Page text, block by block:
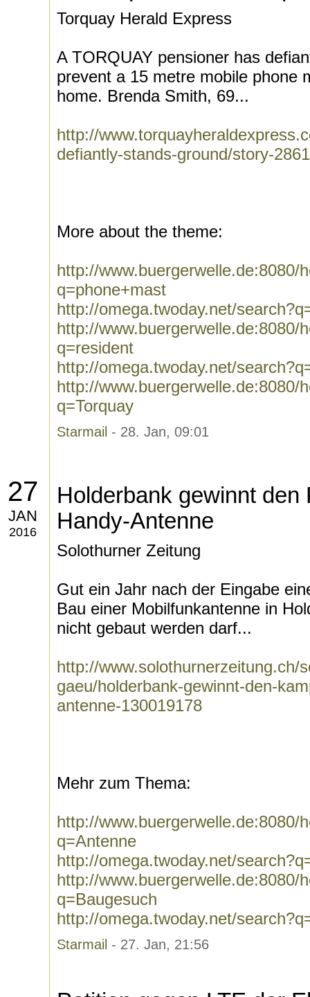
Torquay Herald Express
A TORQUAY pensioner has
prevent a 15 metre mobile phone
home. Brenda Smith, 69...
http://
defiantly-stands-ground/story-
More about the theme:
http://www.buergerwelle.de:8080/
q=phone+mast
http://omega.twoday.net/
http://www.buergerwelle.de:8080/
q=resident
http://omega.twoday.net/
http://www.buergerwelle.de:8080/
q=Torquay
Starmail - 28. Jan, 09:01
27
JAN
2016
Holderbank gewinnt den
Handy-Antenne
Solothurner Zeitung
Gut ein Jahr nach der Eingabe
Bau einer Mobilfunkantenne in
nicht gebaut werden darf...
http://www.solothurnerzeitung.ch/
gaeu/holderbank-gewinnt-den-
antenne-130019178
Mehr zum Thema:
http://www.buergerwelle.de:8080/
q=Antenne
http://omega.twoday.net/
http://www.buergerwelle.de:8080/
q=Baugesuch
http://omega.twoday.net/
Starmail - 27. Jan, 21:56